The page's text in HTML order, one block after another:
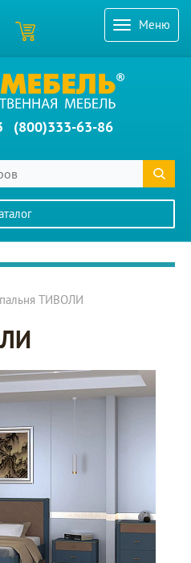
Меню
(800)333-63-86
ТИВОЛИ